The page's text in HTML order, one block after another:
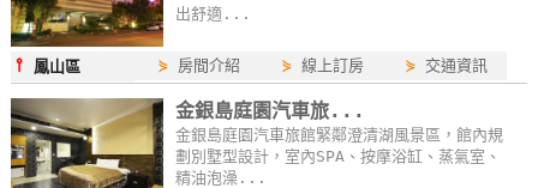
案
飯
店
合
作
出舒適...
⫯ 鳳山區 ⋟ 房間介紹 ⋟線上訂房 ⋟ 交通資訊
金銀島庭園汽車旅...
金銀島庭園汽車旅館緊鄰澄清湖風景區，館內規
劃別墅型設計，室內SPA、按摩浴缸、蒸氣室、
精油泡澡...